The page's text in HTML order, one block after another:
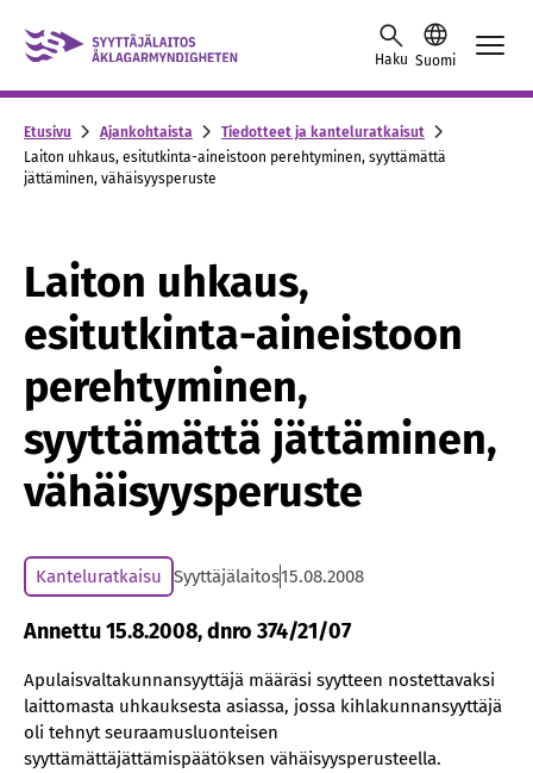
Skip to content -saavutettavuusohje
Haku Suomi
Etusivu Ajankohtaista
Tiedotteet ja kanteluratkaisut
Laiton uhkaus, esitutkinta-aineistoon perehtyminen, syyttämättä
jättäminen, vähäisyysperuste
Laiton uhkaus,
esitutkinta-aineistoon
perehtyminen,
syyttämättä jättäminen,
vähäisyysperuste
Kanteluratkaisu Syyttäjälaitos15.08.2008
Annettu 15.8.2008, dnro 374/21/07
Apulaisvaltakunnansyyttäjä määräsi syytteen nostettavaksi
laittomasta uhkauksesta asiassa, jossa kihlakunnansyyttäjä
oli tehnyt seuraamusluonteisen
syyttämättäjättämispäätöksen vähäisyysperusteella.